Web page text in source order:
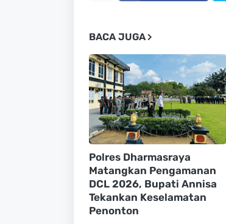
BACA JUGA
Polres Dharmasraya
Matangkan Pengamanan
DCL 2026, Bupati Annisa
Tekankan Keselamatan
Penonton